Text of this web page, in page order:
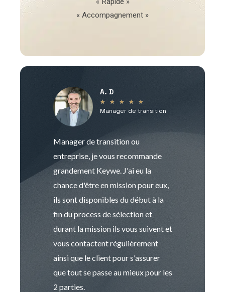
« Accompagnement »
A. D
★ ★ ★ ★ ★
Manager de transition
Manager de transition ou
entreprise, je vous recommande
grandement Keywe. J'ai eu la
chance d'être en mission pour eux,
ils sont disponibles du début à la
fin du process de sélection et
durant la mission ils vous suivent et
vous contactent régulièrement
ainsi que le client pour s'assurer
que tout se passe au mieux pour les
2 parties.